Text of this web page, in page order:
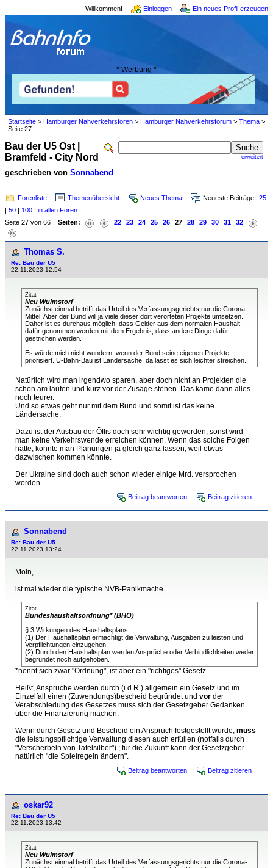
Willkommen! Einloggen Ein neues Profil erzeugen
* Werbung *
Startseite > Hamburger Nahverkehrsforen > Hamburger Nahverkehrsforum > Thema >
Seite 27
erweitert
Bau der U5 Ost |
Bramfeld - City Nord
geschrieben von Sonnabend
Forenliste Themenübersicht Neues Thema Neueste Beiträge: 25
| 50 | 100 | in allen Foren
Seite 27 von 66 Seiten: 22 23 24 25 26 27 28 29 30 31 32
Thomas S.
Re: Bau der U5
22.11.2023 12:54
Zitat
Neu Wulmstorf
Zunächst einmal betrifft das Urteil des Verfassungsgerichts nur die Corona-
Mittel. Aber der Bund will ja viele dieser dort verorteten Projekte umsetzen.
Daher ist es durchaus möglich, dass Gelder aus dem normalen Haushalt
dafür genommen werden mit dem Ergebnis, dass andere Dinge dafür
gestrichen werden.
Es würde mich nicht wundern, wenn der Bund seine eigenen Projekte
priorisiert. U-Bahn-Bau ist Ländersache, da lässt es sich leichter streichen.
Natürlich wird man irgendwo sparen, aber doch nicht an Projekten die
schon am laufen und kurz vor der Zusage stehen. Das käme dann alles
noch teurer.
Und so etwas geht nur mit dem Bund und somit ist das keine
Ländersache.
Dazu ist der Ausbau der Öffis doch sehr wichtig geworden, sonst wird
man keine Verkehrswende erreichen können. Wenn das solche Folgen
hätte, könnte man Planungen ja gleich ganz lassen, weil etwas
dazwischen kommen könnte.
Der Ukraine sind doch auch schon wieder einige Mrd. versprochen
worden.
Beitrag beantworten Beitrag zitieren
Sonnabend
Re: Bau der U5
22.11.2023 13:24
Moin,
ist mal wieder die typische NVB-Panikmache.
Zitat
Bundeshaushaltsordnung* (BHO)
§ 3 Wirkungen des Haushaltsplans
(1) Der Haushaltsplan ermächtigt die Verwaltung, Ausgaben zu leisten und
Verpflichtungen einzugehen.
(2) Durch den Haushaltsplan werden Ansprüche oder Verbindlichkeiten weder
begründet noch aufgehoben.
*nennt sich zwar "Ordnung", ist aber ein "richtiges" Gesetz
Heißt, Ansprüche werden durch (i.d.R.) allgemein ein Gesetz und im
Einzelfall einen (Zuwendungs)bescheid begründet und vor der
Verabschiedung des Gesetzes muss sich der Gesetzgeber Gedanken
über die Finanzierung machen.
Wenn durch Gesetz und Bescheid ein Anspruch festgestellt wurde, muss
die leistungspflichtige Verwaltung diesen auch erfüllen (notfalls durch
"Verscherbeln von Tafelsilber") ; für die Zukunft kann der Gesetzgeber
natürlich "die Spielregeln ändern".
Beitrag beantworten Beitrag zitieren
oskar92
Re: Bau der U5
22.11.2023 13:42
Zitat
Neu Wulmstorf
Zunächst einmal betrifft das Urteil des Verfassungsgerichts nur die Corona-